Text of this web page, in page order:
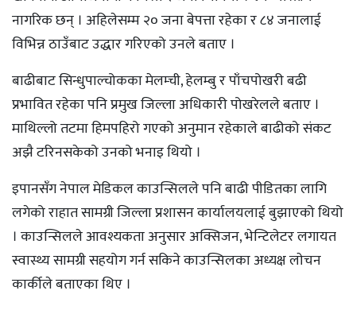
नागरिक छन् । अहिलेसम्म २० जना बेपत्ता रहेका र ८४ जनालाई
विभिन्न ठाउँबाट उद्धार गरिएको उनले बताए ।
बाढीबाट सिन्धुपाल्चोकका मेलम्ची, हेलम्बु र पाँचपोखरी बढी
प्रभावित रहेका पनि प्रमुख जिल्ला अधिकारी पोखरेलले बताए ।
माथिल्लो तटमा हिमपहिरो गएको अनुमान रहेकाले बाढीको संकट
अझै टरिनसकेको उनको भनाइ थियो ।
इपानसँग नेपाल मेडिकल काउन्सिलले पनि बाढी पीडितका लागि
लगेको राहात सामग्री जिल्ला प्रशासन कार्यालयलाई बुझाएको थियो
। काउन्सिलले आवश्यकता अनुसार अक्सिजन, भेन्टिलेटर लगायत
स्वास्थ्य सामग्री सहयोग गर्न सकिने काउन्सिलका अध्यक्ष लाेचन
कार्कीले बताएका थिए ।